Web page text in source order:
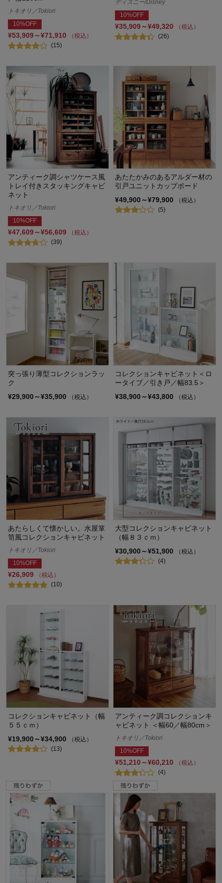
トキオリ／Tokiori
10%OFF
¥53,909～¥71,910
（税込）
(15)
ディズニー/Disney
10%OFF
¥35,909～¥49,320
（税込）
(26)
アンティーク調シャツケース風
トレイ付きスタッキングキャビ
ネット
トキオリ／Tokiori
10%OFF
¥47,609～¥56,609
（税込）
(39)
あたたかみのあるアルダー材の
引戸ユニットカップボード
¥49,900～¥79,900
（税込）
(5)
突っ張り薄型コレクションラッ
ク
¥29,900～¥35,900
（税込）
コレクションキャビネット＜ロ
ータイプ／引き戸／幅83.5＞
¥38,900～¥43,800
（税込）
あたらしくて懐かしい。水屋箪
笥風コレクションキャビネット
トキオリ／Tokiori
10%OFF
¥26,909
（税込）
(10)
大型コレクションキャビネット
（幅８３ｃｍ）
¥30,900～¥51,900
（税込）
(4)
コレクションキャビネット（幅
５５ｃｍ）
¥19,900～¥34,900
（税込）
(13)
アンティーク調コレクションキ
ャビネット ＜幅60／幅80cm＞
トキオリ／Tokiori
10%OFF
¥51,210～¥60,210
（税込）
(4)